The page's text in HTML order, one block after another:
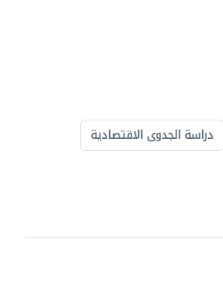
دراسة الجدوى الاقتصادية